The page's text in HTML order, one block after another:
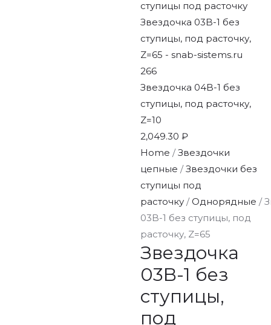
Звездочка 04B-1 без
ступицы, под расточку,
Z=10
2,049.30₽
Home /Звездочки
цепные /Звездочки без
ступицы под
расточку / Однорядные /
03B-1 без ступицы, под
расточку, Z=65
Звездочка
03B-1 без
ступицы,
под